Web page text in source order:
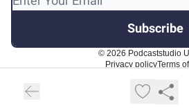
© 2026 Podcaststudio
Privacy policyTerms
Powered by